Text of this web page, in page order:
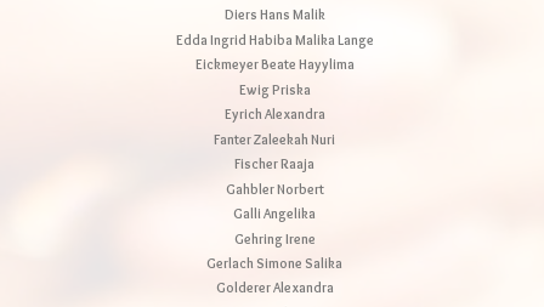
Diers Hans Malik
Edda Ingrid Habiba Malika Lange
Eickmeyer Beate Hayylima
Ewig Priska
Eyrich Alexandra
Fanter Zaleekah Nuri
Fischer Raaja
Gahbler Norbert
Galli Angelika
Gehring Irene
Gerlach Simone Salika
Golderer Alexandra